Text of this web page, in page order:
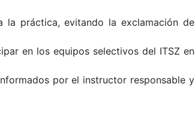
la práctica, evitando la exclamación de
en los equipos selectivos del ITSZ en
por el instructor responsable y